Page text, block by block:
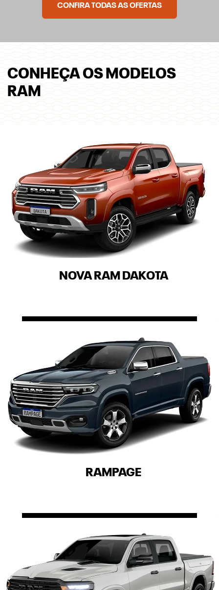
CONFIRA TODAS AS OFERTAS
CONHEÇA OS MODELOS
RAM
NOVA RAM DAKOTA
RAMPAGE